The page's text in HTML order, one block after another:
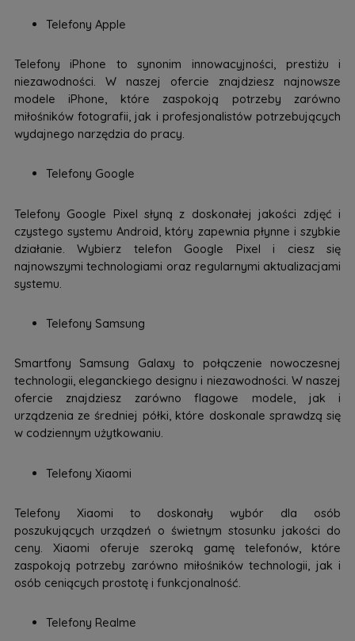
Telefony Apple
Telefony iPhone to synonim innowacyjności, prestiżu i
niezawodności. W naszej ofercie znajdziesz najnowsze
modele iPhone, które zaspokoją potrzeby zarówno
miłośników fotografii, jak i profesjonalistów potrzebujących
wydajnego narzędzia do pracy.
Telefony Google
Telefony Google Pixel słyną z doskonałej jakości zdjęć i
czystego systemu Android, który zapewnia płynne i szybkie
działanie. Wybierz telefon Google Pixel i ciesz się
najnowszymi technologiami oraz regularnymi aktualizacjami
systemu.
Telefony Samsung
Smartfony Samsung Galaxy to połączenie nowoczesnej
technologii, eleganckiego designu i niezawodności. W naszej
ofercie znajdziesz zarówno flagowe modele, jak i
urządzenia ze średniej półki, które doskonale sprawdzą się
w codziennym użytkowaniu.
Telefony Xiaomi
Telefony Xiaomi to doskonały wybór dla osób
poszukujących urządzeń o świetnym stosunku jakości do
ceny. Xiaomi oferuje szeroką gamę telefonów, które
zaspokoją potrzeby zarówno miłośników technologii, jak i
osób ceniących prostotę i funkcjonalność.
Telefony Realme